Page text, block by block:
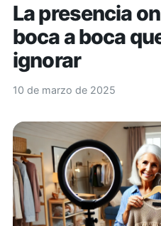
La presencia
boca a boca
ignorar
10 de marzo de 2025